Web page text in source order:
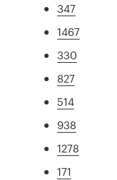
347
1467
330
827
514
938
1278
171